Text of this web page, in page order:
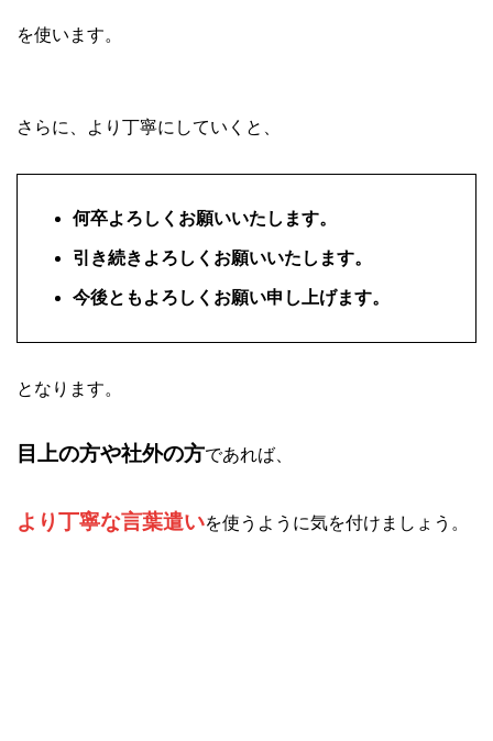
を使います。
さらに、より丁寧にしていくと、
何卒よろしくお願いいたします。
引き続きよろしくお願いいたします。
今後ともよろしくお願い申し上げます。
となります。
目上の方や社外の方であれば、
より丁寧な言葉遣いを使うように気を付けましょう。